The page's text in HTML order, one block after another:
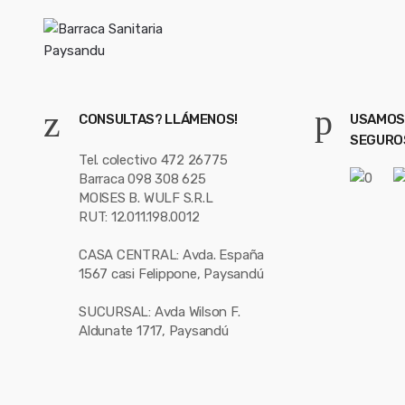
CONSULTAS? LLÁMENOS!
Tel. colectivo 472 26775
Barraca 098 308 625
MOISES B. WULF S.R.L
RUT: 12.011.198.0012
CASA CENTRAL: Avda. España
1567 casi Felippone, Paysandú
SUCURSAL: Avda Wilson F.
Aldunate 1717, Paysandú